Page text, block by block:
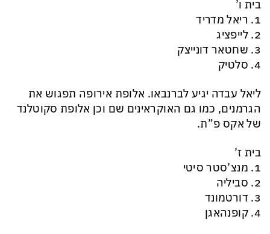
בית ו’
1. ריאל מדריד
2. לייפציג
3. שחטאר דונייצק
4. סלטיק
ליאל עבדה יגיע לברנבאו. אלופת אירופה תפגוש את
הגרמנים, כמו גם האוקראינים שם וכן אלופת סקוטלנד
של אקס פ”ת.
בית ז’
1. מנצ’סטר סיטי
2. סביליה
3. דורטמונד
4. קופנהאגן